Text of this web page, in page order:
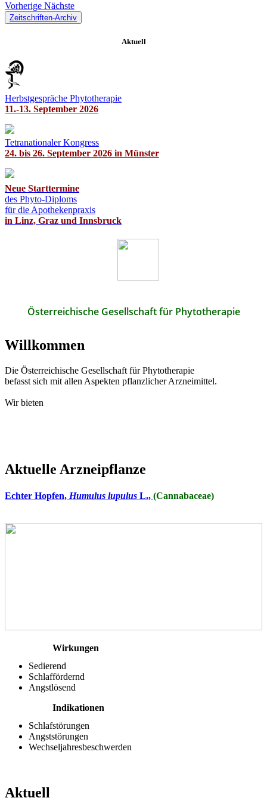
Vorherige Nächste
Zeitschriften-Archiv
Aktuell
Herbstgespräche Phytotherapie
11.-13. September 2026
Tetranationaler Kongress
24. bis 26. September 2026 in Münster
Neue Starttermine
des Phyto-Diploms
für die Apothekenpraxis
in Linz, Graz und Innsbruck
Österreichische Gesellschaft für Phytotherapie
Willkommen
Die Österreichische Gesellschaft für Phytotherapie
befasst sich mit allen Aspekten pflanzlicher Arzneimittel.
Wir bieten
Aktuelle Arzneipflanze
Echter Hopfen, Humulus lupulus L., (Cannabaceae)
Wirkungen
Sedierend
Schlaffördernd
Angstlösend
Indikationen
Schlafstörungen
Angststörungen
Wechseljahresbeschwerden
Aktuell